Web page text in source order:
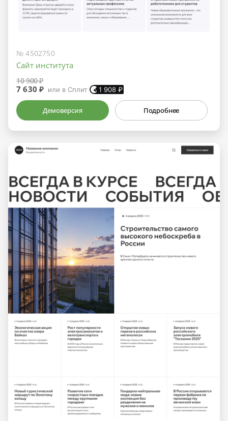
№ 4502750
Сайт института
10 900 ₽
7 630 ₽ или в Сплит 1 908 ₽
Демоверсия Подробнее